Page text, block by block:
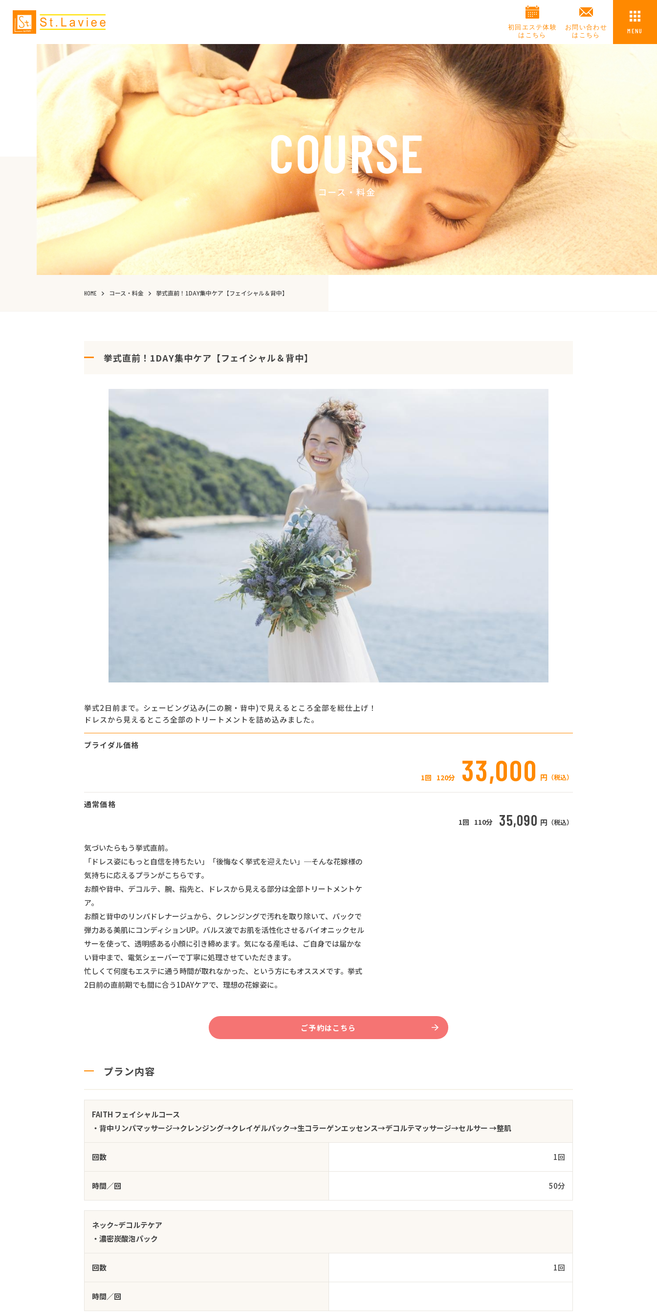
初回エステ体験
はこちら
お問い合わせ
はこちら
MENU
COURSE
コース・料金
HOME コース・料金 挙式直前！1DAY集中ケア【フェイシャル＆背中】
挙式直前！1DAY集中ケア【フェイシャル＆背中】
挙式2日前まで。シェービング込み(二の腕・背中)で見えるところ全部を総仕上げ！
ドレスから見えるところ全部のトリートメントを詰め込みました。
ブライダル価格
1回 120分 33,000 円 （税込）
通常価格
1回 110分 35,090 円 （税込）
気づいたらもう挙式直前。
「ドレス姿にもっと自信を持ちたい」「後悔なく挙式を迎えたい」─そんな花嫁様の
気持ちに応えるプランがこちらです。
お顔や背中、デコルテ、腕、指先と、ドレスから見える部分は全部トリートメントケ
ア。
お顔と背中のリンパドレナージュから、クレンジングで汚れを取り除いて、パックで
弾力ある美肌にコンディションUP。バルス波でお肌を活性化させるバイオニックセル
サーを使って、透明感ある小顔に引き締めます。気になる産毛は、ご自身では届かな
い背中まで、電気シェーバーで丁寧に処理させていただきます。
忙しくて何度もエステに通う時間が取れなかった、という方にもオススメです。挙式
2日前の直前期でも間に合う1DAYケアで、理想の花嫁姿に。
ご予約はこちら
プラン内容
FAITH フェイシャルコース
・背中リンパマッサージ→クレンジング→クレイゲルパック→生コラーゲンエッセンス→デコルテマッサージ→セルサー →整肌
回数 1回
時間／回 50分
ネック~デコルテケア
・濃密炭酸泡パック
回数 1回
時間／回